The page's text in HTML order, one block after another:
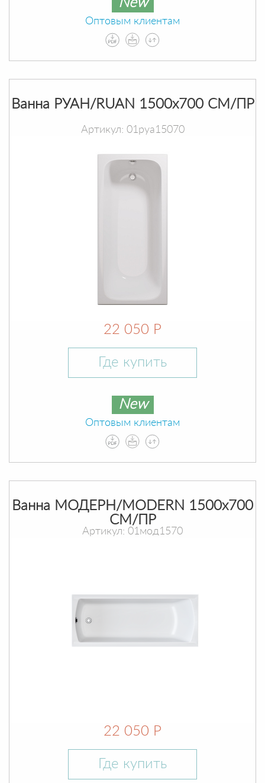
New
Оптовым клиентам
Ванна РУАН/RUAN 1500х700 СМ/ПР
Артикул: 01руа15070
22 050 Р
Где купить
New
Оптовым клиентам
Ванна МОДЕРН/MODERN 1500х700
СМ/ПР
Артикул: 01мод1570
22 050 Р
Где купить